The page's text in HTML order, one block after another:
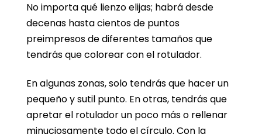
No importa qué lienzo elijas; habrá desde
decenas hasta cientos de puntos
preimpresos de diferentes tamaños que
tendrás que colorear con el rotulador.
En algunas zonas, solo tendrás que hacer un
pequeño y sutil punto. En otras, tendrás que
apretar el rotulador un poco más o rellenar
minuciosamente todo el círculo. Con la